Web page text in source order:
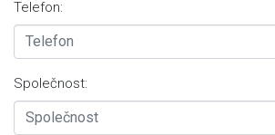
Telefon:
Společnost: